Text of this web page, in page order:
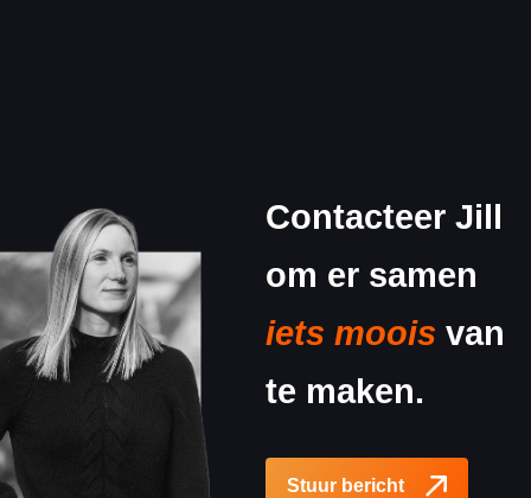
Contacteer Jill
om er samen
iets moois van
te maken.
Stuur bericht